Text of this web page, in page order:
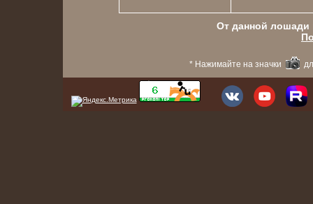
От данной лошади
* Нажимайте на значки